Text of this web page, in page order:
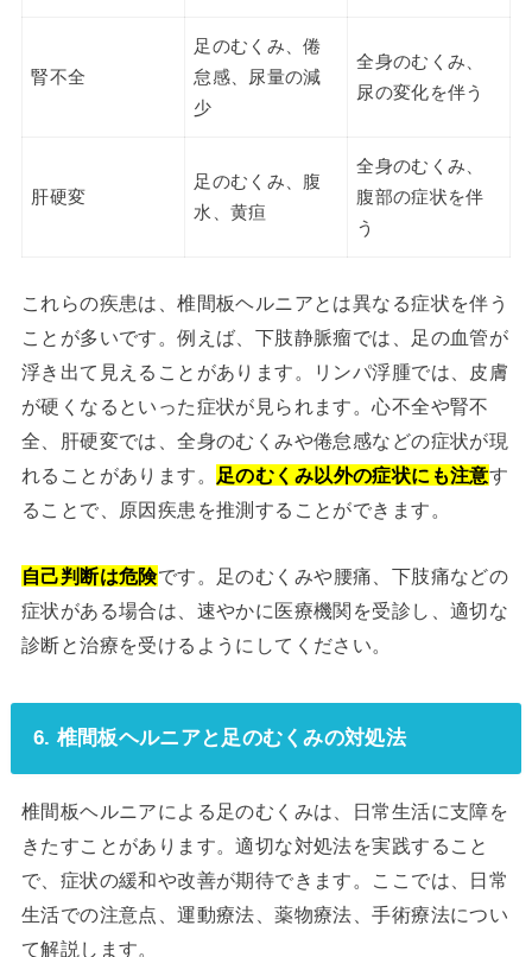
腎不全
足のむくみ、倦
怠感、尿量の減
少
全身のむくみ、
尿の変化を伴う
肝硬変
足のむくみ、腹
水、黄疸
全身のむくみ、
腹部の症状を伴
う
これらの疾患は、椎間板ヘルニアとは異なる症状を伴う
ことが多いです。例えば、下肢静脈瘤では、足の血管が
浮き出て見えることがあります。リンパ浮腫では、皮膚
が硬くなるといった症状が見られます。心不全や腎不
全、肝硬変では、全身のむくみや倦怠感などの症状が現
れることがあります。
足のむくみ以外の症状にも注意す
ることで、原因疾患を推測することができます。
自己判断は危険です。足のむくみや腰痛、下肢痛などの
症状がある場合は、速やかに医療機関を受診し、適切な
診断と治療を受けるようにしてください。
6. 椎間板ヘルニアと足のむくみの対処法
椎間板ヘルニアによる足のむくみは、日常生活に支障を
きたすことがあります。適切な対処法を実践すること
で、症状の緩和や改善が期待できます。ここでは、日常
生活での注意点、運動療法、薬物療法、手術療法につい
て解説します。